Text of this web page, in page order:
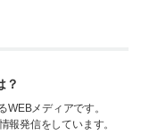
？
WEBメディアです。
報発信をしています。